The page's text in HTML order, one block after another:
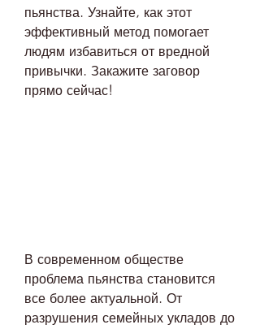
пьянства. Узнайте, как этот
эффективный метод помогает
людям избавиться от вредной
привычки. Закажите заговор
прямо сейчас!
В современном обществе
проблема пьянства становится
все более актуальной. От
разрушения семейных укладов до